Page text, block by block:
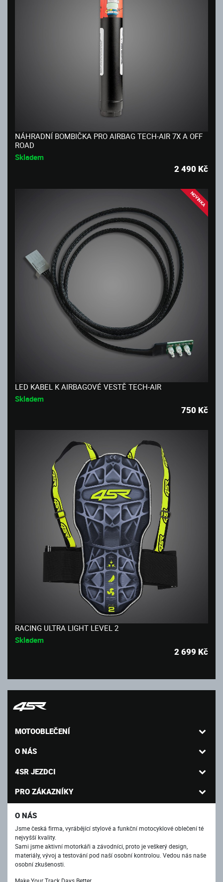
NÁHRADNÍ BOMBIČKA PRO AIRBAG TECH-AIR 7X A OFF
ROAD
Skladem
2 490 Kč
NOVINKA
LED KABEL K AIRBAGOVÉ VESTĚ TECH-AIR
Skladem
750 Kč
RACING ULTRA LIGHT LEVEL 2
Skladem
2 699 Kč
MOTOOBLEČENÍ
O NÁS
4SR JEZDCI
PRO ZÁKAZNÍKY
O NÁS
Jsme česká firma, vyrábějící stylové a funkční motocyklové oblečení té
nejvyšší kvality.
Sami jsme aktivní motorkáři a závodníci, proto je veškerý design,
materiály, vývoj a testování pod naší osobní kontrolou. Vedou nás naše
osobní zkušenosti.